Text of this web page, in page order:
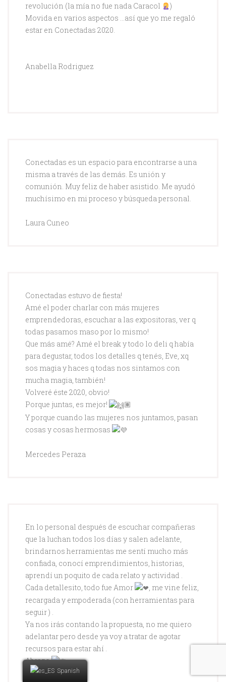
revolución (la mía no fue nada Caracol
)
Movida en varios aspectos …así que yo me regaló
estar en Conectadas 2020.
Anabella Rodriguez
Conectadas es un espacio para encontrarse a una
misma a través de las demás. Es unión y
comunión. Muy feliz de haber asistido. Me ayudó
muchísimo en mi proceso y búsqueda personal.
Laura Cuneo
Conectadas estuvo de fiesta!
Amé el poder charlar con más mujeres
emprendedoras, escuchar a las expositoras, ver q
todas pasamos maso por lo mismo!
Que más amé? Amé el break y todo lo deli q había
para degustar, todos los detalles q tenés, Eve, xq
sos magia y haces q todas nos sintamos con
mucha magia, también!
Volveré éste 2020, obvio!
Porque juntas, es mejor!
🏽
Y porque cuando las mujeres nos juntamos, pasan
cosas y cosas hermosas
Mercedes Peraza
En lo personal después de escuchar compañeras
que la luchan todos los días y salen adelante,
brindarnos herramientas me sentí mucho más
confiada, conocí emprendimientos, historias,
aprendí un poquito de cada relato y actividad .
Cada detallesito, todo fue Amor
️, me vine feliz,
recargada y empoderada (con herramientas para
seguir ) .
Ya nos irás contando la propuesta, no me quiero
adelantar pero desde ya voy a tratar de agotar
recursos para estar ahí .
Abrazo
Spanish